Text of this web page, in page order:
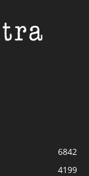
6842
4199